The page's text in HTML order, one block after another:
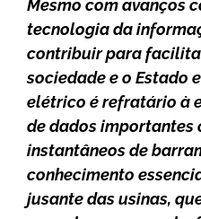
Mesmo com avanços
tecnologia da
contribuir para
sociedade e o Estado
elétrico é refratário à
de dados importantes
instantâneos de
conhecimento
jusante das usinas,